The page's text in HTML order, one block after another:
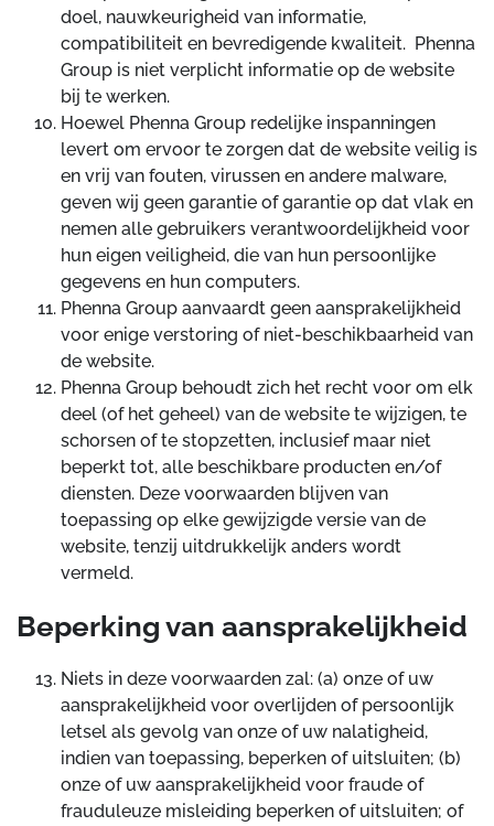
doel, nauwkeurigheid van informatie,
compatibiliteit en bevredigende kwaliteit. Phenna
Group is niet verplicht informatie op de website
bij te werken.
Hoewel Phenna Group redelijke inspanningen
levert om ervoor te zorgen dat de website veilig is
en vrij van fouten, virussen en andere malware,
geven wij geen garantie of garantie op dat vlak en
nemen alle gebruikers verantwoordelijkheid voor
hun eigen veiligheid, die van hun persoonlijke
gegevens en hun computers.
Phenna Group aanvaardt geen aansprakelijkheid
voor enige verstoring of niet-beschikbaarheid van
de website.
Phenna Group behoudt zich het recht voor om elk
deel (of het geheel) van de website te wijzigen, te
schorsen of te stopzetten, inclusief maar niet
beperkt tot, alle beschikbare producten en/of
diensten. Deze voorwaarden blijven van
toepassing op elke gewijzigde versie van de
website, tenzij uitdrukkelijk anders wordt
vermeld.
Beperking van aansprakelijkheid
Niets in deze voorwaarden zal: (a) onze of uw
aansprakelijkheid voor overlijden of persoonlijk
letsel als gevolg van onze of uw nalatigheid,
indien van toepassing, beperken of uitsluiten; (b)
onze of uw aansprakelijkheid voor fraude of
frauduleuze misleiding beperken of uitsluiten; of